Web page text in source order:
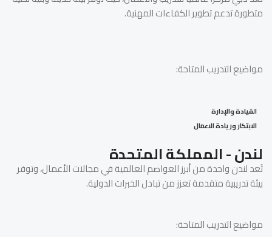
متطورة تدعم تطوير الكفاءات المهنية.
مواضيع التدريب المتاحة:
القيادة والإدارة
الابتكار وريادة الاعمال
لندن - المملكة المتحدة
تُعد لندن واحدة من أبرز العواصم العالمية في مجالات الأعمال، وتوفر
بيئة تدريبية متقدمة تعزز من تبادل الخبرات الدولية.
مواضيع التدريب المتاحة: